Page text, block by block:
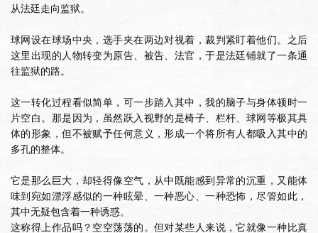
从法廷走向监狱。
球网设在球场中央，选手夹在两边对视着，裁判紧盯着他们。之后
这里出现的人物转变为原告、被告、法官，于是法廷铺就了一条通
往监狱的路。
这一转化过程看似简单，可一步踏入其中，我的脑子与身体顿时一
片空白。那是因为，虽然跃入视野的是椅子、栏杆、球网等极其具
体的形象，但不被赋予任何意义，形成一个将所有人都吸入其中的
多孔的整体。
它是那么巨大，却轻得像空气，从中既能感到异常的沉重，又能体
味到宛如漂浮感似的一种眩晕、一种恶心、一种恐怖，尽管如此，
其中无疑包含着一种诱惑。
这称得上作品吗？空空荡荡的。但对某些人来说，它就像一种比真